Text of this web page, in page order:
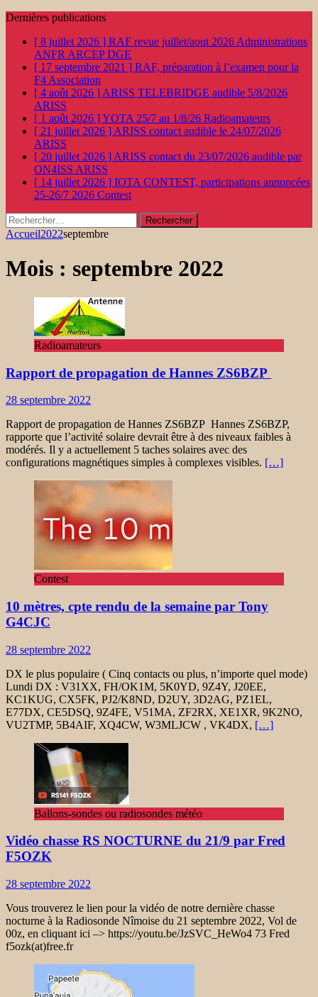
Dernières publications
[ 8 juillet 2026 ] RAF revue juillet/aout 2026 Administrations
ANFR ARCEP DGE
[ 17 septembre 2021 ] RAF, préparation à l’examen pour la
F4 Association
[ 4 août 2026 ] ARISS TELEBRIDGE audible 5/8/2026
ARISS
[ 1 août 2026 ]YOTA 25/7 au 1/8/26 Radioamateurs
[ 21 juillet 2026 ] ARISS contact audible le 24/07/2026
ARISS
[ 20 juillet 2026 ] ARISS contact du 23/07/2026 audible par
ON4ISS ARISS
[ 14 juillet 2026 ] IOTA CONTEST, participations annoncées
25-26/7 2026 Contest
Rechercher :
Accueil2022septembre
Mois : septembre 2022
Radioamateurs
Rapport de propagation de Hannes ZS6BZP
28 septembre 2022
Rapport de propagation de Hannes ZS6BZP Hannes ZS6BZP,
rapporte que l’activité solaire devrait être à des niveaux faibles à
modérés. Il y a actuellement 5 taches solaires avec des
configurations magnétiques simples à complexes visibles. […]
Contest
10 mètres, cpte rendu de la semaine par Tony
G4CJC
28 septembre 2022
DX le plus populaire ( Cinq contacts ou plus, n’importe quel mode)
Lundi DX : V31XX, FH/OK1M, 5K0YD, 9Z4Y, J20EE,
KC1KUG, CX5FK, PJ2/K8ND, D2UY, 3D2AG, PZ1EL,
E77DX, CE5DSQ, 9Z4FE, V51MA, ZF2RX, XE1XR, 9K2NO,
VU2TMP, 5B4AIF, XQ4CW, W3MLJCW , VK4DX, […]
Ballons-sondes ou radiosondes météo
Vidéo chasse RS NOCTURNE du 21/9 par Fred
F5OZK
28 septembre 2022
Vous trouverez le lien pour la vidéo de notre dernière chasse
nocturne à la Radiosonde Nîmoise du 21 septembre 2022, Vol de
00z, en cliquant ici –> https://youtu.be/JzSVC_HeWo4 73 Fred
f5ozk(at)free.fr